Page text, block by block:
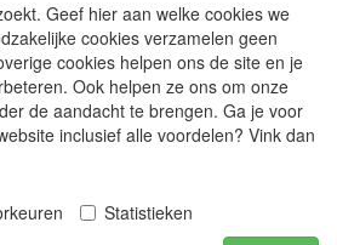
Chamber of Commerce
Geef hier aan welke cookies we
cookies verzamelen geen
cookies helpen ons de site en je
Ook helpen ze ons om onze
de aandacht te brengen. Ga je voor
inclusief alle voordelen? Vink dan
Statistieken